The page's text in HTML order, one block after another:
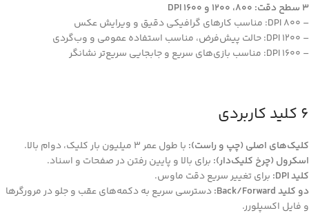
۳ سطح دقت: 800، 1200 و 1600 DPI
– 800 DPI: مناسب کارهای گرافیکی دقیق و ویرایش عکس
– 1200 DPI: حالت پیش‌فرض، مناسب استفاده عمومی و وب‌گردی
– 1600 DPI: مناسب بازی‌های سریع و جابجایی سریع‌تر نشانگر
۶ کلید کاربردی
کلیک‌های اصلی (چپ و راست): با طول عمر ۳ میلیون بار کلیک، دوام بالا.
اسکرول (چرخ کلیک‌دار): برای بالا و پایین رفتن در صفحات و اسناد.
کلید DPI:
برای تغییر سریع دقت ماوس.
دو کلید Back/Forward:
دسترسی سریع به دکمه‌های عقب و جلو در مرورگرها
و فایل اکسپلورر.